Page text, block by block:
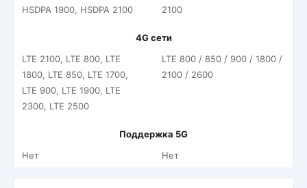
HSDPA 1900, HSDPA 2100
2100
4G сети
LTE 2100, LTE 800, LTE
1800, LTE 850, LTE 1700,
LTE 900, LTE 1900, LTE
2300, LTE 2500
LTE 800 / 850 / 900 / 1800 /
2100 / 2600
Поддержка 5G
Нет
Нет